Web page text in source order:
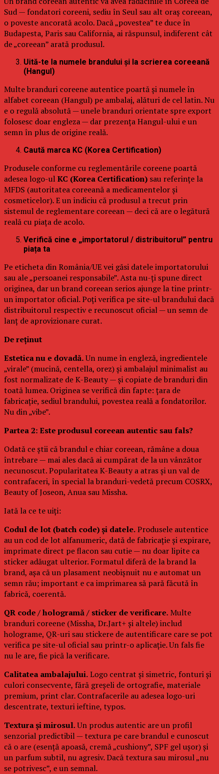
Sud — fondatori coreeni, sediu în Seul sau alt oraș coreean,
o poveste ancorată acolo. Dacă „povestea” te duce în
Budapesta, Paris sau California, ai răspunsul, indiferent cât
de „coreean” arată produsul.
Uită-te la numele brandului și la scrierea coreeană
(Hangul)
Multe branduri coreene autentice poartă și numele în
alfabet coreean (Hangul) pe ambalaj, alături de cel latin. Nu
e o regulă absolută — unele branduri orientate spre export
folosesc doar engleza — dar prezența Hangul-ului e un
semn în plus de origine reală.
Caută marca KC (Korea Certification)
Produsele conforme cu reglementările coreene poartă
adesea logo-ulKC (Korea Certification) sau referințe la
MFDS (autoritatea coreeană a medicamentelor și
cosmeticelor). E un indiciu că produsul a trecut prin
sistemul de reglementare coreean — deci că are o legătură
reală cu piața de acolo.
Verifică cine e „importatorul / distribuitorul” pentru
piața ta
Pe eticheta din România/UE vei găsi datele importatorului
sau ale „persoanei responsabile”. Asta nu-ți spune direct
originea, dar un brand coreean serios ajunge la tine printr-
un importator oficial. Poți verifica pe site-ul brandului dacă
distribuitorul respectiv e recunoscut oficial — un semn de
lanț de aprovizionare curat.
De reținut
Estetica nu e dovadă.Un nume în engleză, ingredientele
„virale” (mucină, centella, orez) și ambalajul minimalist au
fost normalizate de K-Beauty — și copiate de branduri din
toată lumea. Originea se verifică din fapte: țara de
fabricație, sediul brandului, povestea reală a fondatorilor.
Nu din „vibe”.
Partea 2: Este produsul coreean autentic sau fals?
Odată ce știi că brandul e chiar coreean, rămâne a doua
întrebare — mai ales dacă ai cumpărat de la un vânzător
necunoscut. Popularitatea K-Beauty a atras și un val de
contrafaceri, în special la branduri-vedetă precum COSRX,
Beauty of Joseon, Anua sau Missha.
Iată la ce te uiți:
Codul de lot (batch code) și datele.Produsele autentice
au un cod de lot alfanumeric, dată de fabricație și expirare,
imprimate direct pe flacon sau cutie — nu doar lipite ca
sticker adăugat ulterior. Formatul diferă de la brand la
brand, așa că un plasament neobișnuit nu e automat un
semn rău; important e ca imprimarea să pară făcută în
fabrică, coerentă.
QR code / hologramă / sticker de verificare.Multe
branduri coreene (Missha, Dr.Jart+ și altele) includ
holograme, QR-uri sau stickere de autentificare care se pot
verifica pe site-ul oficial sau printr-o aplicație. Un fals fie
nu le are, fie pică la verificare.
Calitatea ambalajului.Logo centrat și simetric, fonturi și
culori consecvente, fără greșeli de ortografie, materiale
premium, print clar. Contrafacerile au adesea logo-uri
descentrate, texturi ieftine, typos.
Textura și mirosul.Un produs autentic are un profil
senzorial predictibil — textura pe care brandul e cunoscut
că o are (esență apoasă, cremă „cushiony”, SPF gel ușor) și
un parfum subtil, nu agresiv. Dacă textura sau mirosul „nu
se potrivesc”, e un semnal.